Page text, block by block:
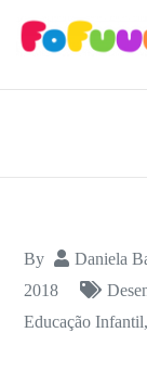
Fofuuu
Aprender
By Daniela
2018
Educação Infantil